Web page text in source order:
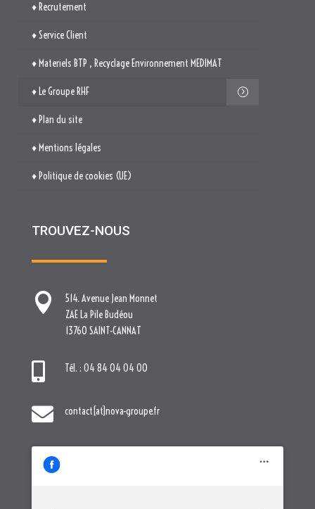
♦ Materiels BTP , Recyclage Environnement MEDIMAT
♦ Le Groupe RHF
♦ Plan du site
♦ Mentions légales
♦ Politique de cookies (UE)
TROUVEZ-NOUS
ZAE La Pile Budéou
 Tél. : 04 84 04 04 00
